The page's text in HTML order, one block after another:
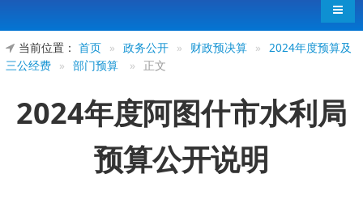
导航
当前位置： 首页 » 政务公开 » 财政预决算 »
2024年度预算及
三公经费 » 部门预算 » 正文
2024年度阿图什市水利局
预算公开说明